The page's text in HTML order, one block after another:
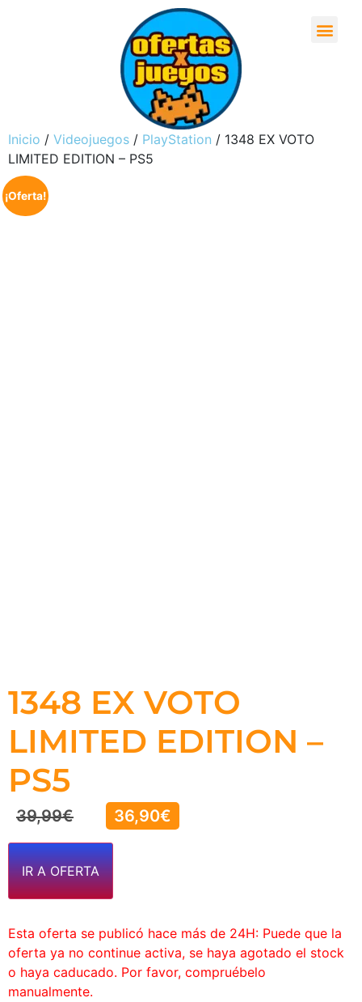
Inicio / Videojuegos / PlayStation / 1348 EX VOTO
LIMITED EDITION – PS5
¡Oferta!
1348 EX VOTO
LIMITED EDITION –
PS5
39,99€ 36,90€
IR A OFERTA
Esta oferta se publicó hace más de 24H: Puede que la
oferta ya no continue activa, se haya agotado el stock
o haya caducado. Por favor, compruébelo
manualmente.